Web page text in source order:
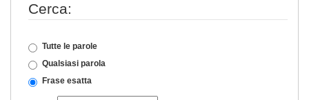
Cerca:
Tutte le parole
Qualsiasi parola
Frase esatta